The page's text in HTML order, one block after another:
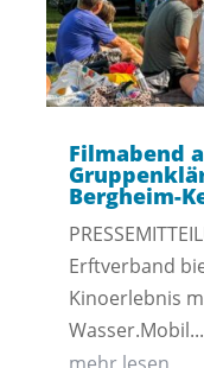
Filmabend
Bergheim-
Erftverband
Kinoerlebnis